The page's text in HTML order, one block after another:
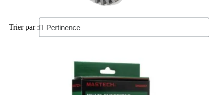
Trier par :